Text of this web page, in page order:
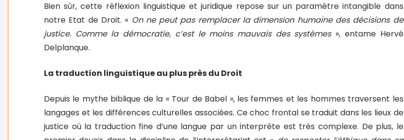
Bien sûr, cette réflexion linguistique et juridique repose sur un paramètre intangible dans
notre Etat de Droit. « On ne peut pas remplacer la dimension humaine des décisions de
justice. Comme la démocratie, c’est le moins mauvais des systèmes», entame Hervé
Delplanque.
La traduction linguistique au plus près du Droit
Depuis le mythe biblique de la « Tour de Babel », les femmes et les hommes traversent les
langages et les différences culturelles associées. Ce choc frontal se traduit dans les lieux de
justice où la traduction fine d’une langue par un interprète est très complexe. De plus, le